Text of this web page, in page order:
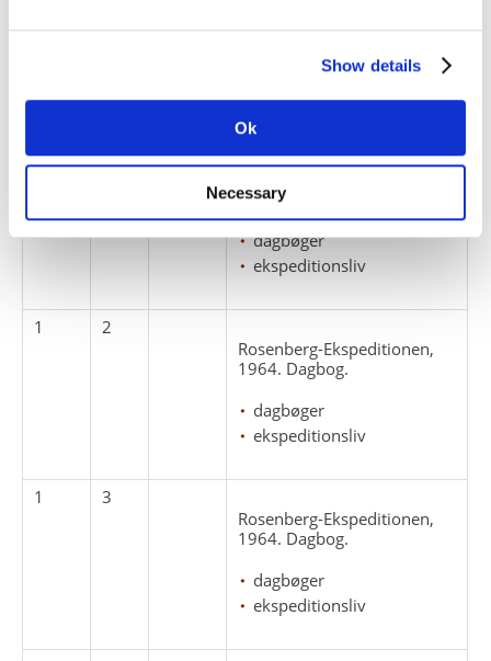
Show details
Ok
Necessary
Pakke
Løbe
Enheds
1
1
1964. Dagbog.
dagbøger
ekspeditionsliv
1
2
Rosenberg-Ekspeditionen,
1964. Dagbog.
dagbøger
ekspeditionsliv
1
3
Rosenberg-Ekspeditionen,
1964. Dagbog.
dagbøger
ekspeditionsliv